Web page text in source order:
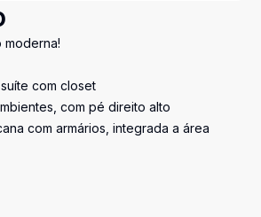
moderna!
com closet
com pé direito alto
com armários, integrada a área